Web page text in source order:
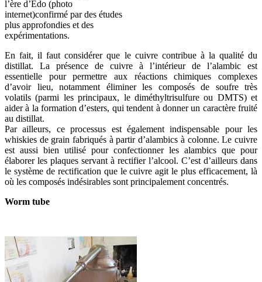
l’ère d’Edo (photo
internet)confirmé par des études
plus approfondies et des
expérimentations.
En fait, il faut considérer que le cuivre contribue à la qualité du
distillat. La présence de cuivre à l’intérieur de l’alambic est
essentielle pour permettre aux réactions chimiques complexes
d’avoir lieu, notamment éliminer les composés de soufre très
volatils (parmi les principaux, le diméthyltrisulfure ou DMTS) et
aider à la formation d’esters, qui tendent à donner un caractère fruité
au distillat.
Par ailleurs, ce processus est également indispensable pour les
whiskies de grain fabriqués à partir d’alambics à colonne. Le cuivre
est aussi bien utilisé pour confectionner les alambics que pour
élaborer les plaques servant à rectifier l’alcool. C’est d’ailleurs dans
le système de rectification que le cuivre agit le plus efficacement, là
où les composés indésirables sont principalement concentrés.
Worm tube